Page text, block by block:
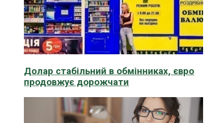
Долар стабільний в обмінниках, євро
продовжує дорожчати